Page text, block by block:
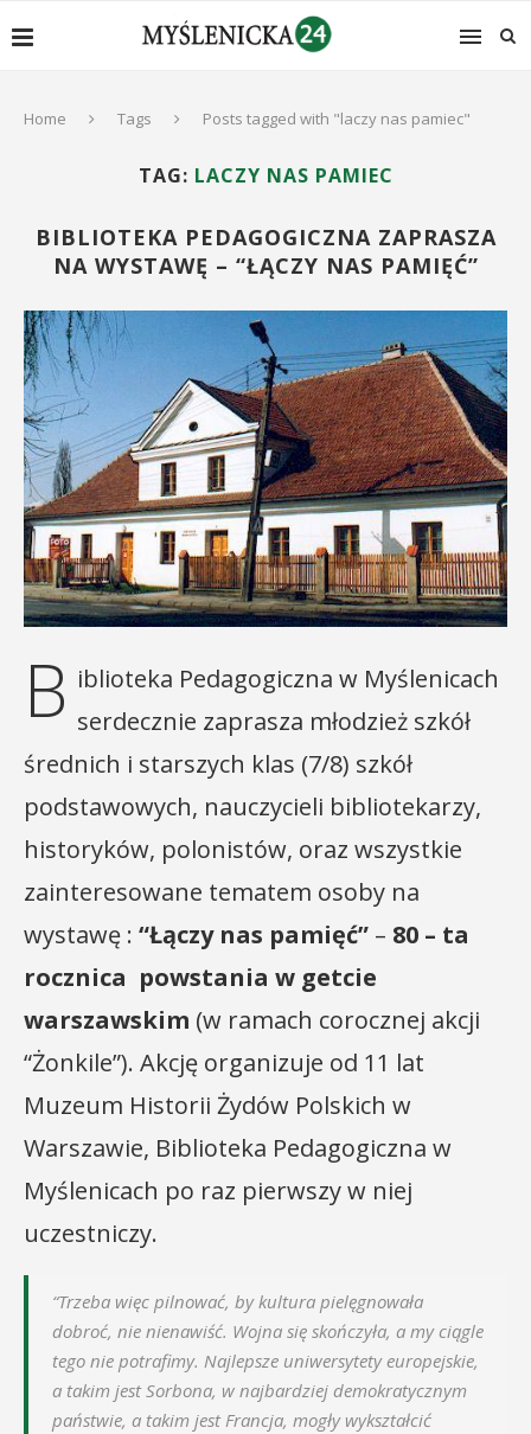
Home Tags Posts tagged with "laczy nas pamiec"
TAG: LACZY NAS PAMIEC
BIBLIOTEKA PEDAGOGICZNA ZAPRASZA
NA WYSTAWĘ – “ŁĄCZY NAS PAMIĘĆ”
B iblioteka Pedagogiczna w Myślenicach
serdecznie zaprasza młodzież szkół
średnich i starszych klas (7/8) szkół
podstawowych, nauczycieli bibliotekarzy,
historyków, polonistów, oraz wszystkie
zainteresowane tematem osoby na
wystawę : “Łączy nas pamięć” – 80 – ta
rocznica powstania w getcie
warszawskim (w ramach corocznej akcji
“Żonkile”). Akcję organizuje od 11 lat
Muzeum Historii Żydów Polskich w
Warszawie, Biblioteka Pedagogiczna w
Myślenicach po raz pierwszy w niej
uczestniczy.
“Trzeba więc pilnować, by kultura pielęgnowała
dobroć, nie nienawiść. Wojna się skończyła, a my ciągle
tego nie potrafimy. Najlepsze uniwersytety europejskie,
a takim jest Sorbona, w najbardziej demokratycznym
państwie, a takim jest Francja, mogły wykształcić